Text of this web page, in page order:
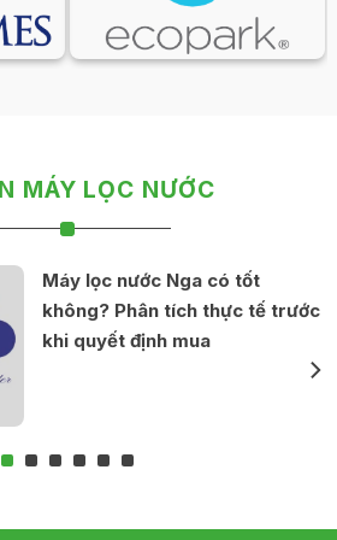
MÁY LỌC NƯỚC
Máy lọc nước Nga có tốt
không? Phân tích thực tế trước
khi quyết định mua